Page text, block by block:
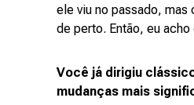
ele viu no passado, mas
de perto. Então, eu
Você já dirigiu
mudanças mais